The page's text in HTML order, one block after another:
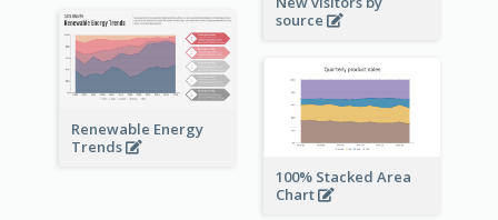
source
Renewable Energy
Trends
100% Stacked Area
Chart